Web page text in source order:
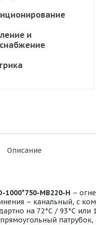
и
Описание
МВ220-H –
– канальный, с
на 72°С / 93°С
прямоугольный